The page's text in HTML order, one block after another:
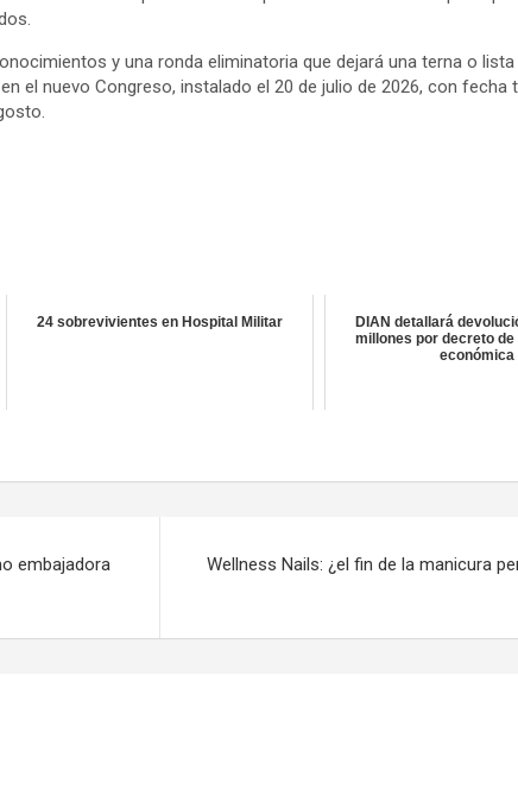
y una ronda eliminatoria que dejará una terna o lista
el nuevo Congreso, instalado el 20 de julio de 2026, con fecha
24 sobrevivientes en Hospital Militar
DIAN detallará
millones por decreto
económica
embajadora
Wellness Nails: ¿el fin de la manicura